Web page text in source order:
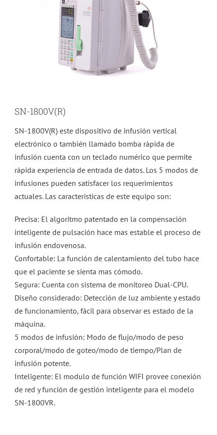
SN-1800V(R)
SN-1800V(R) este dispositivo de infusión vertical
electrónico o también llamado bomba rápida de
infusión cuenta con un teclado numérico que permite
rápida experiencia de entrada de datos. Los 5 modos de
infusiones pueden satisfacer los requerimientos
actuales. Las características de este equipo son:
Precisa: El algoritmo patentado en la compensación
inteligente de pulsación hace mas estable el proceso de
infusión endovenosa.
Confortable: La función de calentamiento del tubo hace
que el paciente se sienta mas cómodo.
Segura: Cuenta con sistema de monitoreo Dual-CPU.
Diseño considerado: Detección de luz ambiente y estado
de funcionamiento, fácil para observar es estado de la
máquina.
5 modos de infusión: Modo de flujo/modo de peso
corporal/modo de goteo/modo de tiempo/Plan de
infusión potente.
Inteligente: El modulo de función WIFI provee conexión
de red y función de gestión inteligente para el modelo
SN-1800VR.